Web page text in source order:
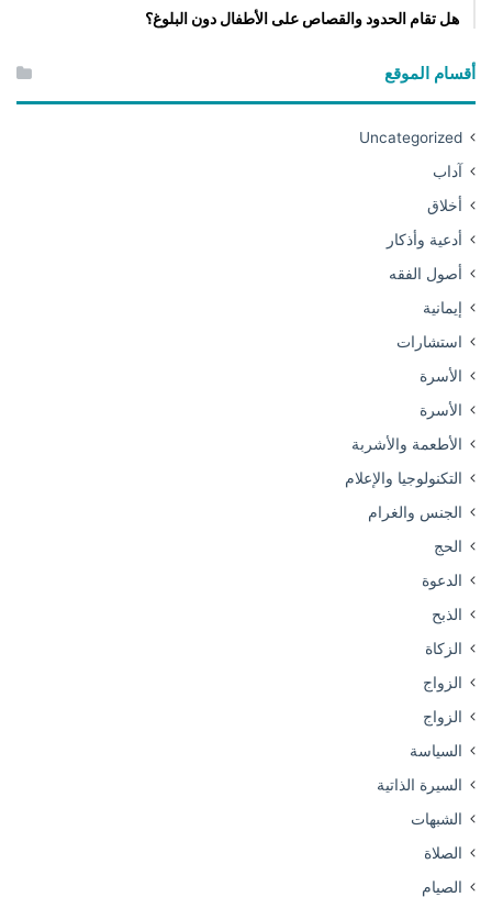
هل تقام الحدود والقصاص على الأطفال دون البلوغ؟
أقسام الموقع
Uncategorized
آداب
أخلاق
أدعية وأذكار
أصول الفقه
إيمانية
استشارات
الأسرة
الأسرة
الأطعمة والأشربة
التكنولوجيا والإعلام
الجنس والغرام
الحج
الدعوة
الذبح
الزكاة
الزواج
الزواج
السياسة
السيرة الذاتية
الشبهات
الصلاة
الصيام